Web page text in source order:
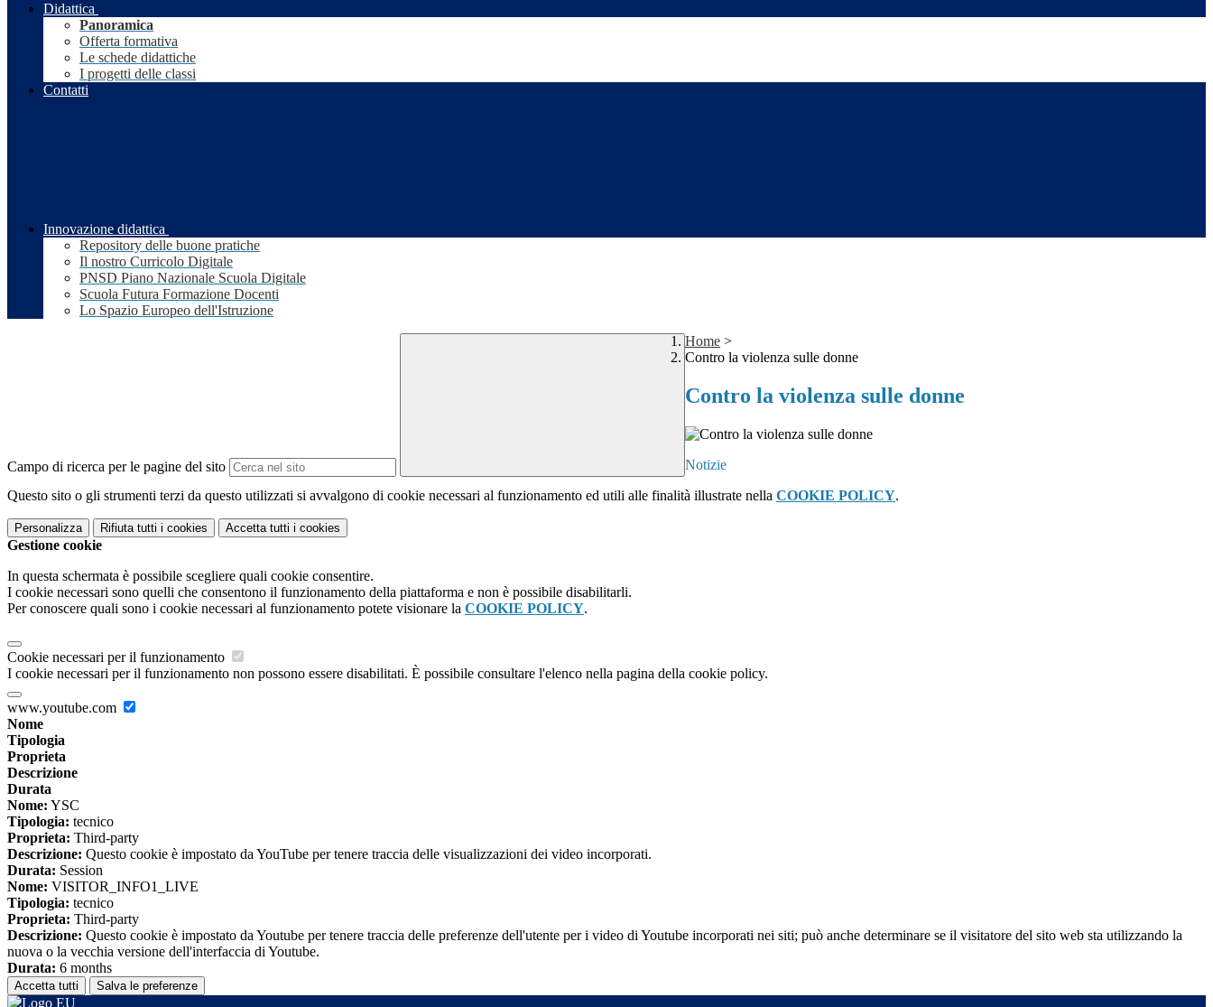
Didattica
Panoramica
Offerta formativa
Le schede didattiche
I progetti delle classi
Contatti
Innovazione didattica
Repository delle buone pratiche
Il nostro Curricolo Digitale
PNSD Piano Nazionale Scuola Digitale
Scuola Futura Formazione Docenti
Lo Spazio Europeo dell'Istruzione
Campo di ricerca per le pagine del sito
Home >
Contro la violenza sulle donne
Contro la violenza sulle donne
Notizie
Questo sito o gli strumenti terzi da questo utilizzati si avvalgono di cookie necessari al funzionamento ed utili alle finalità illustrate nella COOKIE POLICY.
Personalizza Rifiuta tutti i cookies Accetta tutti i cookies
Gestione cookie
In questa schermata è possibile scegliere quali cookie consentire.
I cookie necessari sono quelli che consentono il funzionamento della piattaforma e non è possibile disabilitarli.
Per conoscere quali sono i cookie necessari al funzionamento potete visionare la COOKIE POLICY.
Cookie necessari per il funzionamento
I cookie necessari per il funzionamento non possono essere disabilitati. È possibile consultare l'elenco nella pagina della cookie policy.
www.youtube.com
Nome
Tipologia
Proprieta
Descrizione
Durata
Nome: YSC
Tipologia: tecnico
Proprieta: Third-party
Descrizione: Questo cookie è impostato da YouTube per tenere traccia delle visualizzazioni dei video incorporati.
Durata: Session
Nome: VISITOR_INFO1_LIVE
Tipologia: tecnico
Proprieta: Third-party
Descrizione: Questo cookie è impostato da Youtube per tenere traccia delle preferenze dell'utente per i video di Youtube incorporati nei siti; può anche determinare se il visitatore del sito web sta utilizzando la
nuova o la vecchia versione dell'interfaccia di Youtube.
Durata: 6 months
Accetta tutti Salva le preferenze